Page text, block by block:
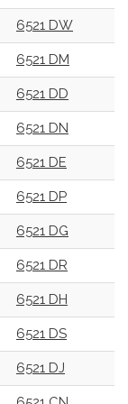
6521 DW
6521 DM
6521 DD
6521 DN
6521 DE
6521 DP
6521 DG
6521 DR
6521 DH
6521 DS
6521 DJ